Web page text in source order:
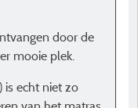
door de
mooie plek.
is echt niet zo